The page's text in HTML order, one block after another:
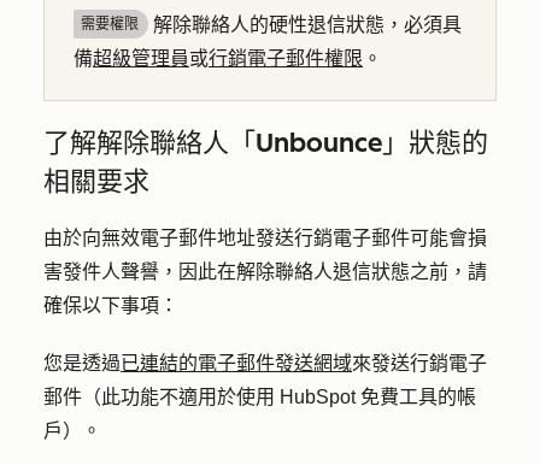
需要權限
解除聯絡人的硬性退信狀態，必須具
備超級管理員或行銷電子郵件權限 。
了解解除聯絡人「Unbounce」狀態的
相關要求
由於向無效電子郵件地址發送行銷電子郵件可能會損
害發件人聲譽，因此在解除聯絡人退信狀態之前，請
確保以下事項：
您是透過已連結的電子郵件發送網域來發送行銷電子
郵件（此功能不適用於使用 HubSpot 免費工具的帳
戶）。